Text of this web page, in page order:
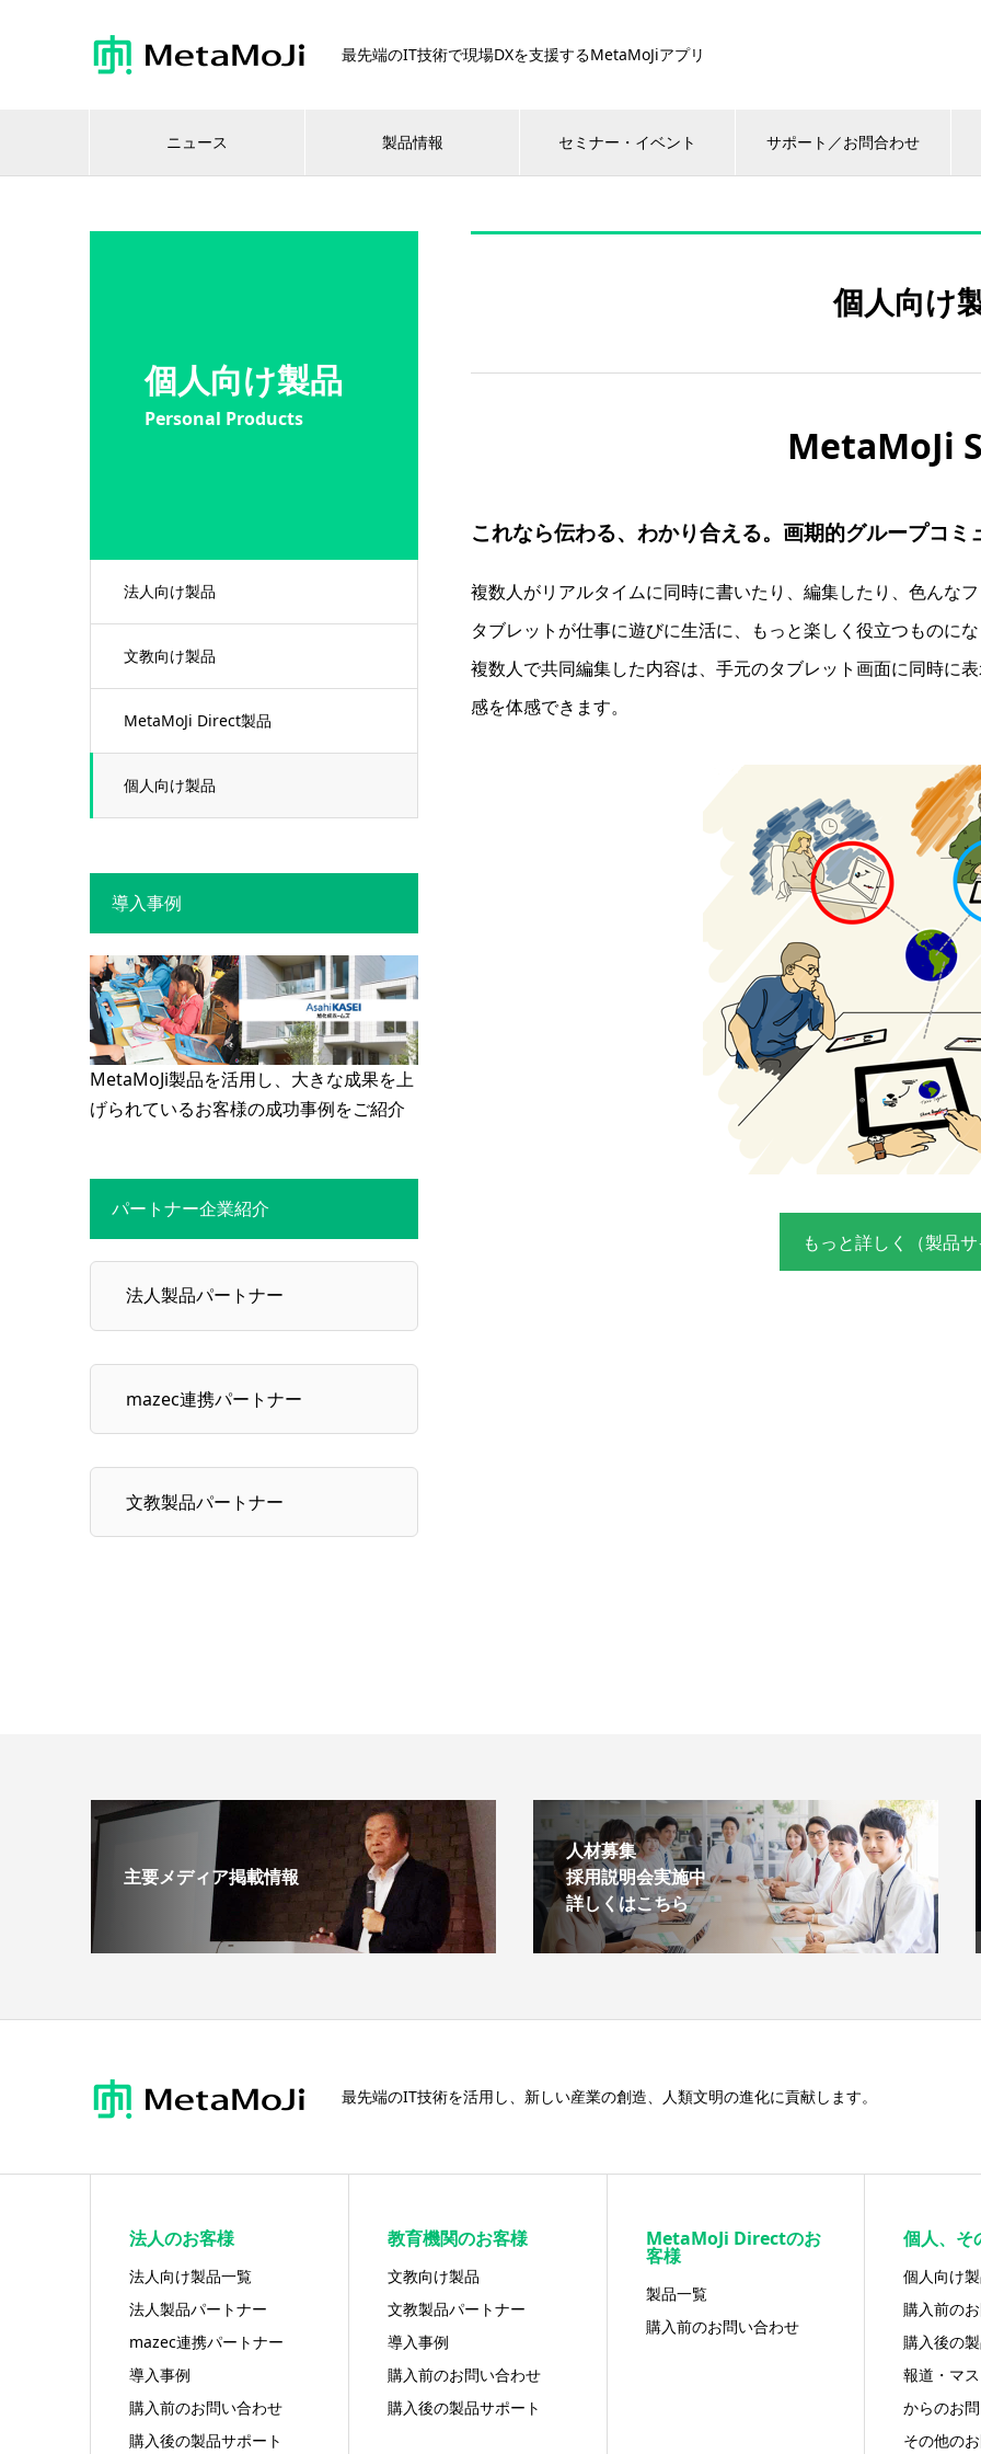
最先端のIT技術で現場DXを支援するMetaMoJiアプリ
ニュース 製品情報 セミナー・イベント サポート／お問合わせ
個人向け製品
Personal Products
法人向け製品
文教向け製品
MetaMoJi Direct製品
個人向け製品
個人向け
MetaMoJi
これなら伝わる、わかり合える。画期的グループコミ
複数人がリアルタイムに同時に書いたり、編集したり、色んな
タブレットが仕事に遊びに生活に、もっと楽しく役立つものに
複数人で共同編集した内容は、手元のタブレット画面に同時に
感を体感できます。
もっと詳しく（製品
導入事例
MetaMoJi製品を活用し、大きな成果を上
げられているお客様の成功事例をご紹介
パートナー企業紹介
法人製品パートナー
mazec連携パートナー
文教製品パートナー
主要メディア掲載情報
人材募集
採用説明会実施中
詳しくはこちら
最先端のIT技術を活用し、新しい産業の創造、人類文明の進化に貢献します。
法人のお客様
法人向け製品一覧
法人製品パートナー
mazec連携パートナー
導入事例
購入前のお問い合わせ
購入後の製品サポート
教育機関のお客様
文教向け製品
文教製品パートナー
導入事例
購入前のお問い合わせ
購入後の製品サポート
MetaMoJi Directのお
客様
製品一覧
購入前のお問い合わせ
個人、そ
個人向け
購入前の
購入後の
報道・マ
からのお
その他の